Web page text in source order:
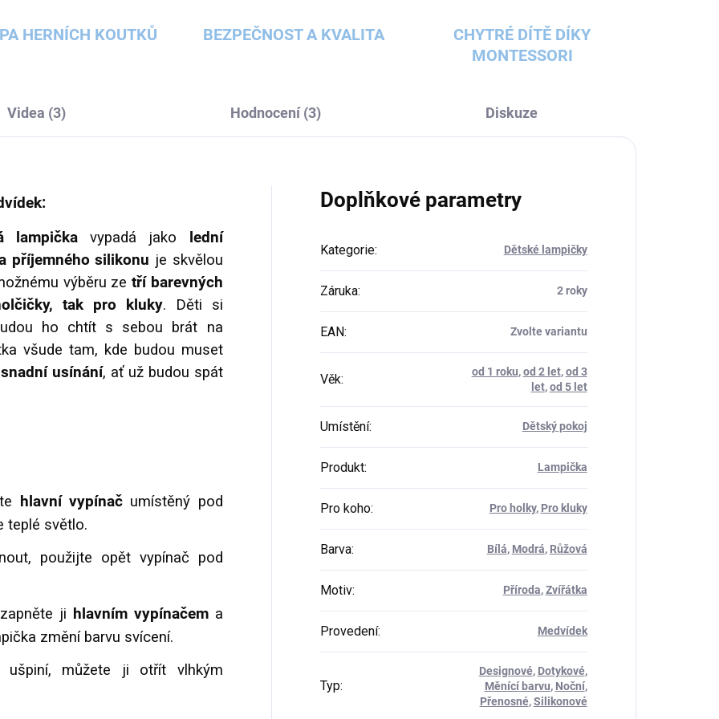
HERNÍCH KOUTKŮ BEZPEČNOST A KVALITA
CHYTRÉ DÍTĚ DÍKY
MONTESSORI
Videa (3) Hodnocení (3) Diskuze
lampičkavypadá jako
lední
příjemného silikonu je skvělou
výběru ze tří barevných
tak pro kluky. Děti si
ho chtít s sebou brát na
všude tam, kde budou muset
usínání, ať už budou spát
hlavní vypínačumístěný pod
teplé světlo.
použijte opět vypínač pod
ji hlavním vypínačema
změní barvu svícení.
můžete ji otřít vlhkým
Doplňkové parametry
Kategorie: Dětské lampičky
Záruka: 2 roky
EAN: Zvolte variantu
Věk: od 1 roku,od 2 let,od 3
let,od 5 let
Umístění: Dětský pokoj
Produkt: Lampička
Pro koho: Pro holky, Pro kluky
Barva: Bílá, Modrá, Růžová
Motiv: Příroda,Zvířátka
Provedení: Medvídek
Typ:
Designové, Dotykové,
Měnící barvu, Noční,
Přenosné,Silikonové